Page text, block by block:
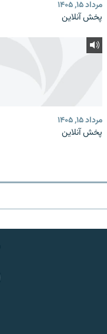
مرداد ۱۵, ۱۴۰۵
پخش آنلاین
مرداد ۱۵, ۱۴۰۵
پخش آنلاین